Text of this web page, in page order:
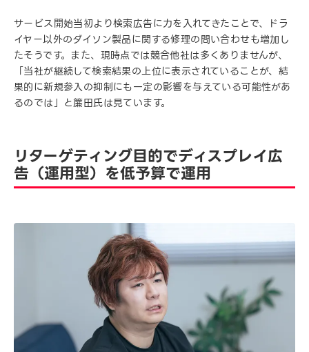
サービス開始当初より検索広告に力を入れてきたことで、ドラ
イヤー以外のダイソン製品に関する修理の問い合わせも増加し
たそうです。また、現時点では競合他社は多くありませんが、
「当社が継続して検索結果の上位に表示されていることが、結
果的に新規参入の抑制にも一定の影響を与えている可能性があ
るのでは」と簾田氏は見ています。
リターゲティング目的でディスプレイ広
告（運用型）を低予算で運用